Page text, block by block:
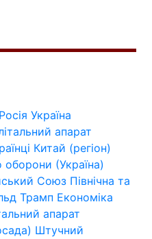
Росія Україна
апарат
Китай (регіон)
оборони (Україна)
Союз Північна та
Трамп Економіка
апарат
Штучний